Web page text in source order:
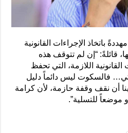
باتخاذ الإجراءات القانونية
“إن لم تتوقف هذه
اللازمة، التي تحفظ
فالسكوت ليس دائماً دليل
أن نقف وقفة حازمة، لأن كرامة
موضعاً للتسلية”.